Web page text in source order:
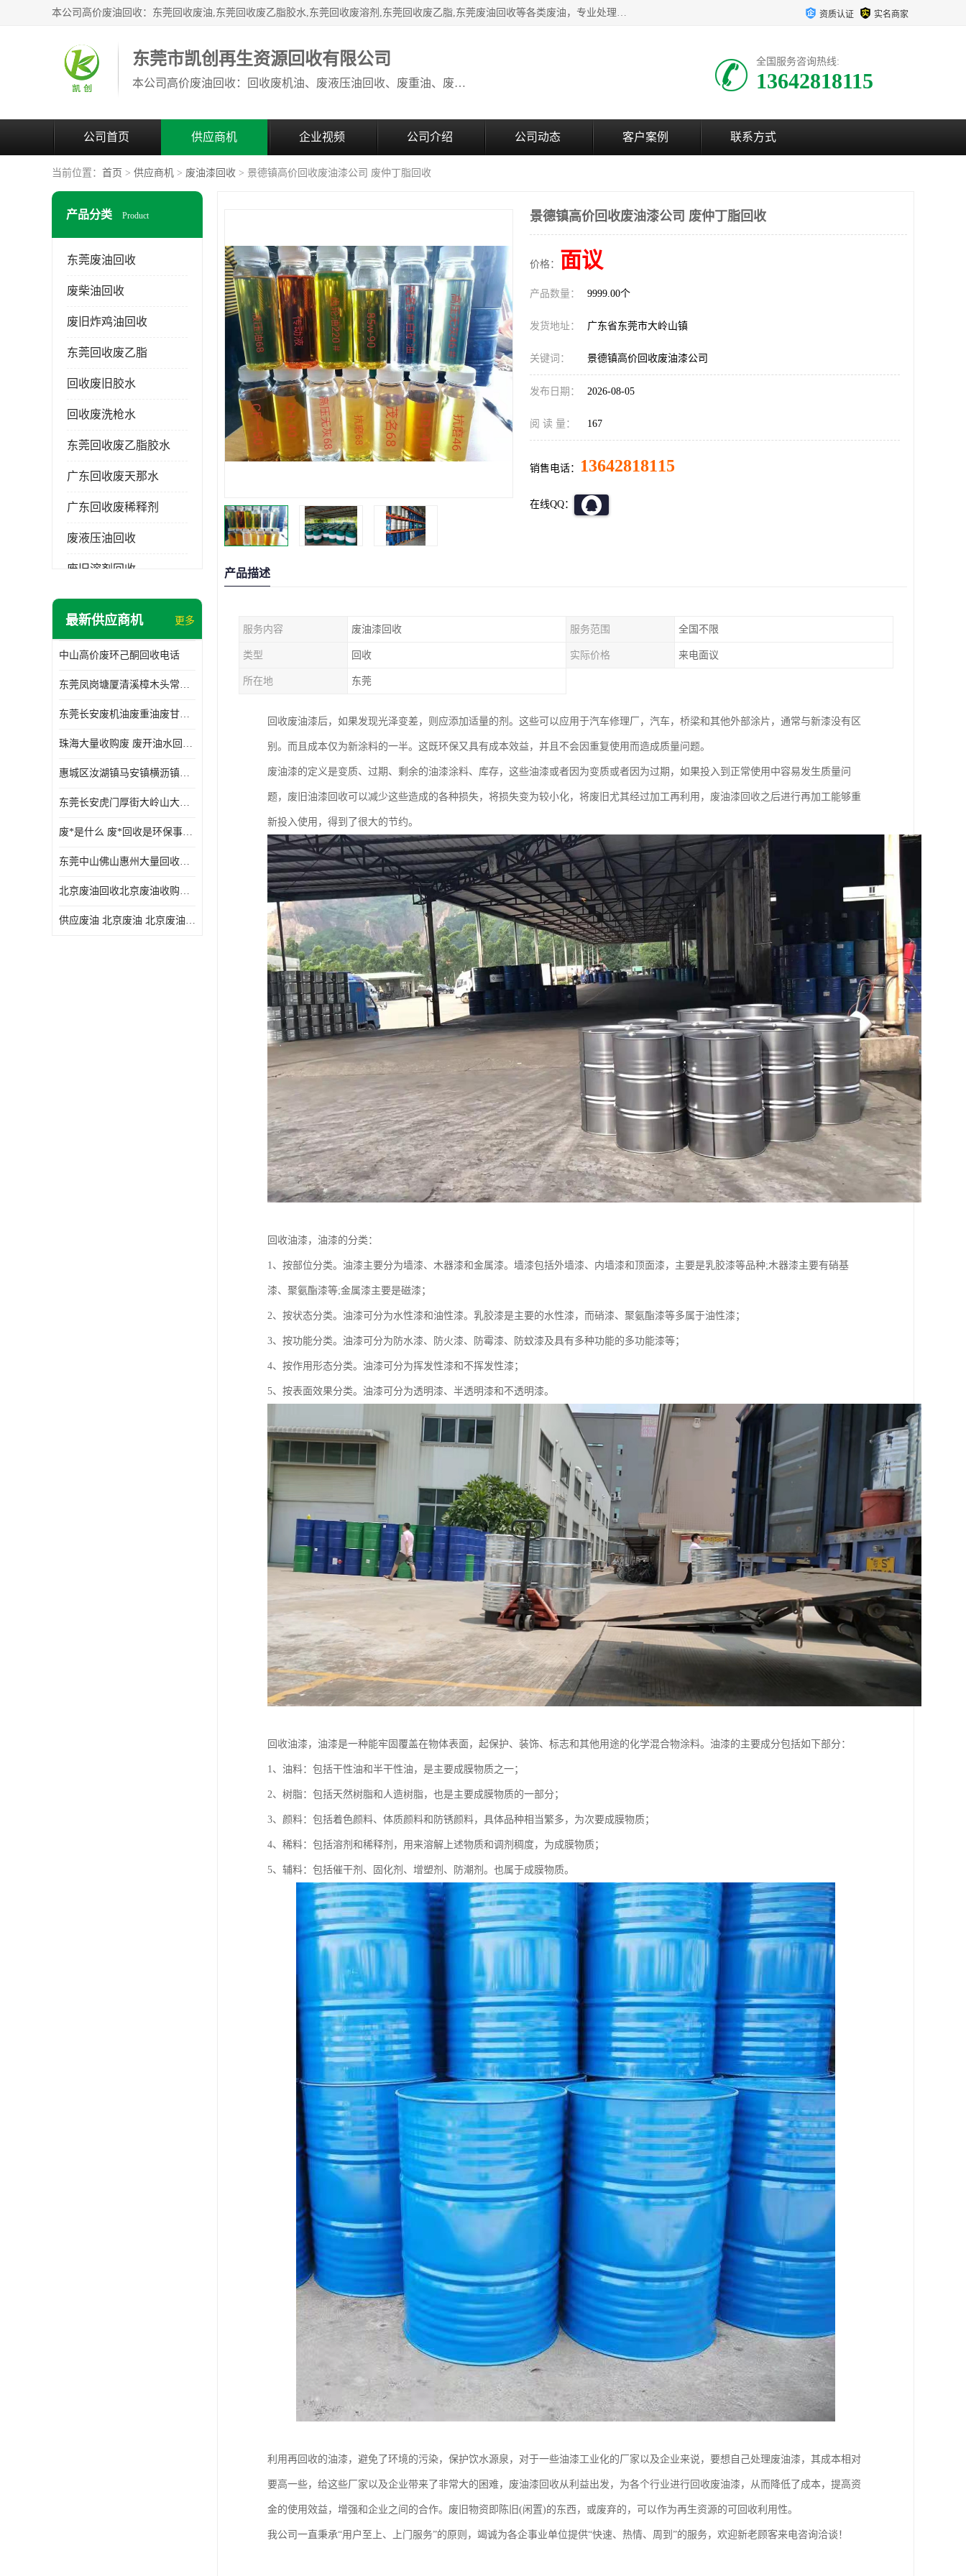
本公司高价废油回收：东莞回收废油,东莞回收废乙脂胶水,东莞回收废溶剂,东莞回收废乙脂,东莞废油回收等各类废油，专业处理从事化工产品研发与销售的综合型高科技服务性企业。我公司自成立以来，一直秉承“科技创新，立足诚信，感恩于心”的理念，力求设计与客户合作共赢的局面。在广大新老客户的大力支持下，我公司员工经过不懈努力，公司已快速发展成为国内知名化工企业。 资质认证 实名商家
东莞市凯创再生资源回收有限公司
本公司高价废油回收：回收废机油、废液压油回收、废重油、废食用油回收、废导热油、废、废油漆、废UV光油、废清、废白矿油、废变压器油
全国服务咨询热线:
13642818115
公司首页 供应商机 企业视频 公司介绍 公司动态 客户案例 联系方式
当前位置： 首页 > 供应商机 > 废油漆回收 > 景德镇高价回收废油漆公司 废仲丁脂回收
产品分类 Product
东莞废油回收
废柴油回收
废旧炸鸡油回收
东莞回收废乙脂
回收废旧胶水
回收废洗枪水
东莞回收废乙脂胶水
广东回收废天那水
广东回收废稀释剂
废液压油回收
废旧溶剂回收
东莞回收废溶剂
废三氯乙烯回收
废混合溶剂回收
最新供应商机 更多
中山高价废环己酮回收电话
东莞凤岗塘厦清溪樟木头常平废液压油 废火花机油 废 废切削油 废齿轮油 废导轨油 废螺杆油
东莞长安废机油废重油废甘油废矿物油废燃料油废废润滑油废火花机油废油废齿轮油
珠海大量收购废 废开油水回收废酒精废废乙酯胶水废洗枪水废开油水废二废三氯丁脂乙脂废甲
惠城区汝湖镇马安镇横沥镇芦洲镇 惠阳新圩镇镇镇沙田镇废机油废液压油废润滑油废废火花机油废白电油废废齿轮油废白矿油废变压器油废燃料油
东莞长安虎门厚街大岭山大量回收废开油水废洗枪水废稀释剂
废*是什么 废*回收是环保事业吗
东莞中山佛山惠州大量回收废机油，废液压油，废润滑油，废，废火花机油，废白电油，废，废齿轮油，废白矿油，废变压器油，废燃料油，废切削油
北京废油回收北京废油收购再生注意的事项
供应废油 北京废油 北京废油回收 废油收购
景德镇高价回收废油漆公司 废仲丁脂回收
价格： 面议
产品数量： 9999.00个
发货地址： 广东省东莞市大岭山镇
关键词： 景德镇高价回收废油漆公司
发布日期： 2026-08-05
阅 读 量： 167
销售电话： 13642818115
在线QQ：
产品描述
服务内容 废油漆回收 服务范围 全国不限
类型 回收 实际价格 来电面议
所在地 东莞
回收废油漆后，如果发现光泽变差，则应添加适量的剂。这些可以应用于汽车修理厂，汽车，桥梁和其他外部涂片，通常与新漆没有区
别。而且成本仅为新涂料的一半。这既环保又具有成本效益，并且不会因重复使用而造成质量问题。
废油漆的定义是变质、过期、剩余的油漆涂料、库存，这些油漆或者因为变质或者因为过期，如果投入到正常使用中容易发生质量问
题，废旧油漆回收可以减少这些造成的各种损失，将损失变为较小化，将废旧尤其经过加工再利用，废油漆回收之后进行再加工能够重
新投入使用，得到了很大的节约。
回收油漆，油漆的分类：
1、按部位分类。油漆主要分为墙漆、木器漆和金属漆。墙漆包括外墙漆、内墙漆和顶面漆，主要是乳胶漆等品种;木器漆主要有硝基
漆、聚氨酯漆等;金属漆主要是磁漆；
2、按状态分类。油漆可分为水性漆和油性漆。乳胶漆是主要的水性漆，而硝漆、聚氨酯漆等多属于油性漆；
3、按功能分类。油漆可分为防水漆、防火漆、防霉漆、防蚊漆及具有多种功能的多功能漆等；
4、按作用形态分类。油漆可分为挥发性漆和不挥发性漆；
5、按表面效果分类。油漆可分为透明漆、半透明漆和不透明漆。
回收油漆，油漆是一种能牢固覆盖在物体表面，起保护、装饰、标志和其他用途的化学混合物涂料。油漆的主要成分包括如下部分：
1、油料：包括干性油和半干性油，是主要成膜物质之一；
2、树脂：包括天然树脂和人造树脂，也是主要成膜物质的一部分；
3、颜料：包括着色颜料、体质颜料和防锈颜料，具体品种相当繁多，为次要成膜物质；
4、稀料：包括溶剂和稀释剂，用来溶解上述物质和调剂稠度，为成膜物质；
5、辅料：包括催干剂、固化剂、增塑剂、防潮剂。也属于成膜物质。
利用再回收的油漆，避免了环境的污染，保护饮水源泉，对于一些油漆工业化的厂家以及企业来说，要想自己处理废油漆，其成本相对
要高一些，给这些厂家以及企业带来了非常大的困难，废油漆回收从利益出发，为各个行业进行回收废油漆，从而降低了成本，提高资
金的使用效益，增强和企业之间的合作。废旧物资即陈旧(闲置)的东西，或废弃的，可以作为再生资源的可回收利用性。
我公司一直秉承“用户至上、上门服务”的原则，竭诚为各企事业单位提供“快速、热情、周到”的服务，欢迎新老顾客来电咨询洽谈！